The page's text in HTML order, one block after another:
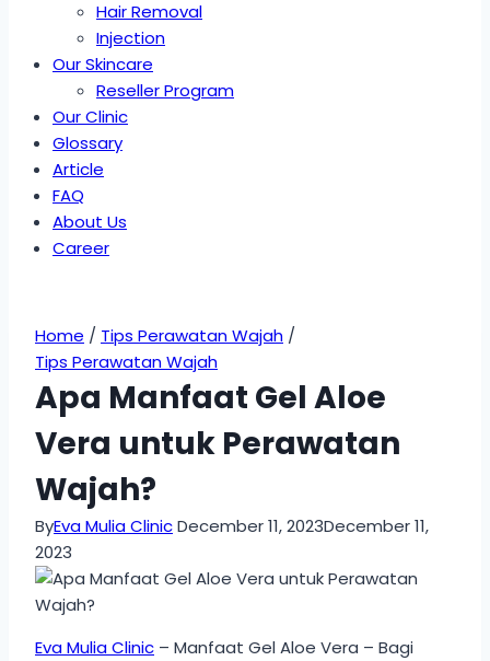
Hair Removal
Injection
Our Skincare
Reseller Program
Our Clinic
Glossary
Article
FAQ
About Us
Career
Home / Tips Perawatan Wajah /
Tips Perawatan Wajah
Apa Manfaat Gel Aloe
Vera untuk Perawatan
Wajah?
ByEva Mulia ClinicDecember 11, 2023December 11,
2023
Eva Mulia Clinic – Manfaat Gel Aloe Vera – Bagi